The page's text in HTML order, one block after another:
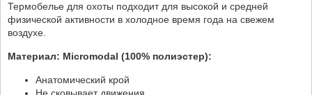
Термобелье для охоты подходит для высокой и средней
физической активности в холодное время года на свежем
воздухе.
Материал: Micromodal (100% полиэстер):
Анатомический крой